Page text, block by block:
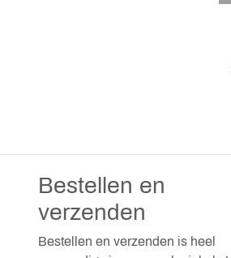
Bestellen en
verzenden
Bestellen en verzenden is heel